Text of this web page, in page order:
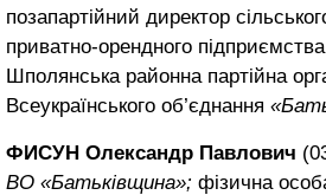
позапартійний директор
приватно-орендного
Шполянська районна партійна
Всеукраїнського об’єднання
ФИСУН Олександр Павлович
ВО «Батьківщина»; фізична